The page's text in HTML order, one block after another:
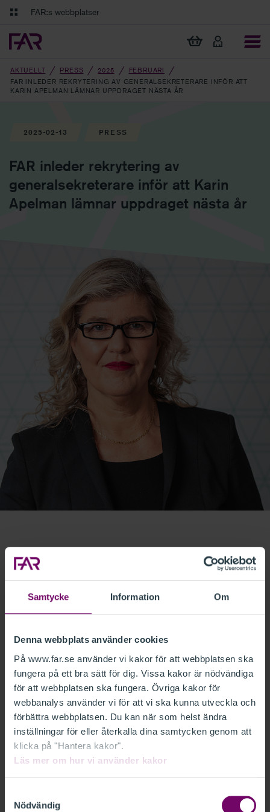
Samtycke Information Om
Denna webbplats använder cookies
På www.far.se använder vi kakor för att webbplatsen ska
fungera på ett bra sätt för dig. Vissa kakor är nödvändiga
för att webbplatsen ska fungera. Övriga kakor för
webbanalys använder vi för att vi ska kunna utveckla och
förbättra webbplatsen. Du kan när som helst ändra
inställningar för eller återkalla dina samtycken genom att
klicka på "Hantera kakor".
Läs mer om hur vi använder kakor
Nödvändig
Gå till innehåll
Gå till navigation
Ekonomiska regler på ett och samma ställe
Debatt och fördjupning i branschens frågor
FAR:s webbplatser
Visa min varukorg
AKTUELLT PRESS 2025
FEBRUARI
FAR INLEDER REKRYTERING AV GENERALSEKRETERARE INFÖR ATT
KARIN APELMAN LÄMNAR UPPDRAGET NÄSTA ÅR
2025-02-13 PRESS
FAR inleder rekrytering av
generalsekreterare inför att Karin
Apelman lämnar uppdraget nästa år
I samband med att FAR:s generalsekreterare
och vd Karin Apelman fyller 65 år i juni nästa
år löper hennes anställningsavtal ut. FAR
inleder nu sökandet efter hennes efterträdare.
- Karin Apelman kommer att leda FAR den tid som är
kvar. Men eftersom det kan ta tid att hitta rätt kandidat
och vi vill ha en ordnad succession har vi valt att
påbörja rekryteringsprocessen redan nu, säger FAR:s
styrelseordförande Tina Zetterlund.
Styrelsen betonar att den fastslagna strategin för FAR
ligger kvar och att verksamheten kommer att fortsätta
enligt den utstakade vägen.
gjort för FAR. Genom att driva strategiskt viktiga